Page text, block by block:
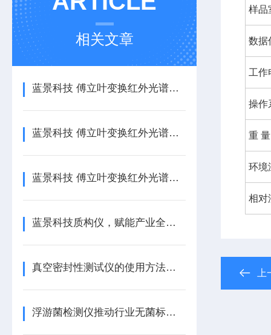
相关文章
蓝景科技 傅立叶变换红外光谱仪的教学与科研适配设计
蓝景科技 傅立叶变换红外光谱仪：材料分析的利器
蓝景科技 傅立叶变换红外光谱仪：智能科技赋能精准分析
蓝景科技质构仪，赋能产业全场景质构分析新纪元
真空密封性测试仪的使用方法及注意事项
浮游菌检测仪推动行业无菌标准规范化/蓝景科技
样品
数据
工作
操作
重
环
相对